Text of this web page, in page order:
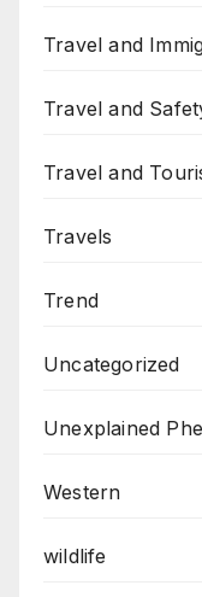
Travel and
Travel and
Travel and
Travels
Trend
Uncategorized
Unexplained
Western
wildlife